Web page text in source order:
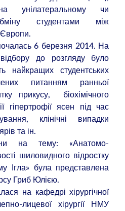
унілатеральному чи
студентами між
Європи.
6 березня 2014. На
до розгляду було
найкращих студентських
питанням ранньої
прикусу, біохімічного
гіпертрофії ясен під час
клінічні випадки
та ін.
на тему: «Анатомо-
шиловидного відростку
Ігла» була представлена
Гриб Юлією.
на кафедрі хірургічної
лицевої хірургії НМУ